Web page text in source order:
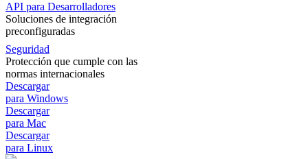
API para Desarrolladores
Soluciones de integración
preconfiguradas
Seguridad
Protección que cumple con las
normas internacionales
Descargar
para Windows
Descargar
para Mac
Descargar
para Linux